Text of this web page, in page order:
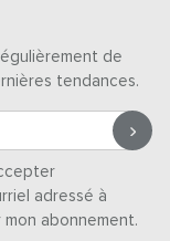
de
tendances.
adressé à
abonnement.